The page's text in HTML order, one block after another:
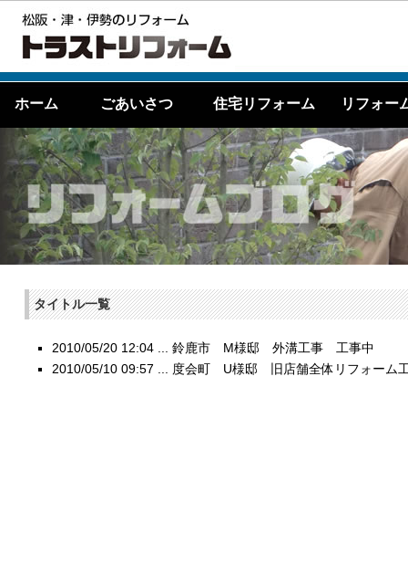
ホーム ごあいさつ 住宅リフォーム リフォー
タイトル一覧
2010/05/20 12:04 ... 鈴鹿市 M様邸 外溝工事 工事中
2010/05/10 09:57 ...
度会町 U様邸 旧店舗全体リフォーム